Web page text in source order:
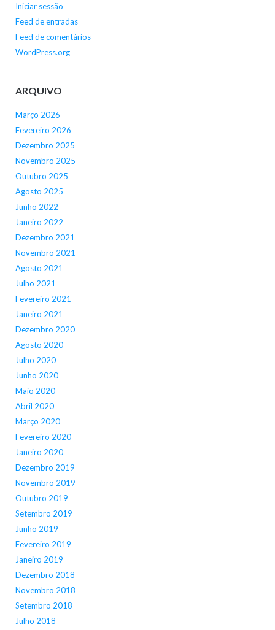
Iniciar sessão
Feed de entradas
Feed de comentários
WordPress.org
ARQUIVO
Março 2026
Fevereiro 2026
Dezembro 2025
Novembro 2025
Outubro 2025
Agosto 2025
Junho 2022
Janeiro 2022
Dezembro 2021
Novembro 2021
Agosto 2021
Julho 2021
Fevereiro 2021
Janeiro 2021
Dezembro 2020
Agosto 2020
Julho 2020
Junho 2020
Maio 2020
Abril 2020
Março 2020
Fevereiro 2020
Janeiro 2020
Dezembro 2019
Novembro 2019
Outubro 2019
Setembro 2019
Junho 2019
Fevereiro 2019
Janeiro 2019
Dezembro 2018
Novembro 2018
Setembro 2018
Julho 2018